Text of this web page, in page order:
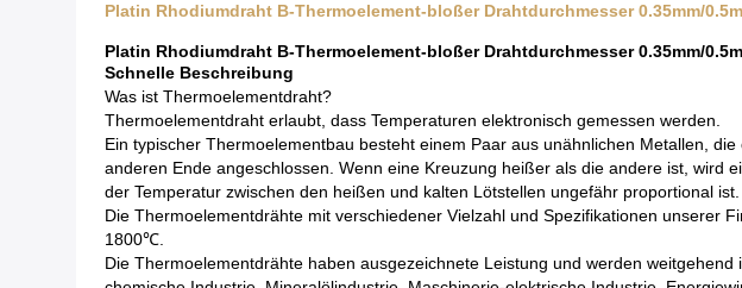
Platin Rhodiumdraht B-Thermoelement-bloßer Drahtdurchmesser 0.35mm/
Platin Rhodiumdraht B-Thermoelement-bloßer Drahtdurchmesser 0.35mm/
Schnelle Beschreibung
Was ist Thermoelementdraht?
Thermoelementdraht erlaubt, dass Temperaturen elektronisch gemessen werden.
Ein typischer Thermoelementbau besteht einem Paar aus unähnlichen Metallen,
anderen Ende angeschlossen. Wenn eine Kreuzung heißer als die andere ist, wird
der Temperatur zwischen den heißen und kalten Lötstellen ungefähr proportional ist.
Die Thermoelementdrähte mit verschiedener Vielzahl und Spezifikationen
1800℃.
Die Thermoelementdrähte haben ausgezeichnete Leistung und werden